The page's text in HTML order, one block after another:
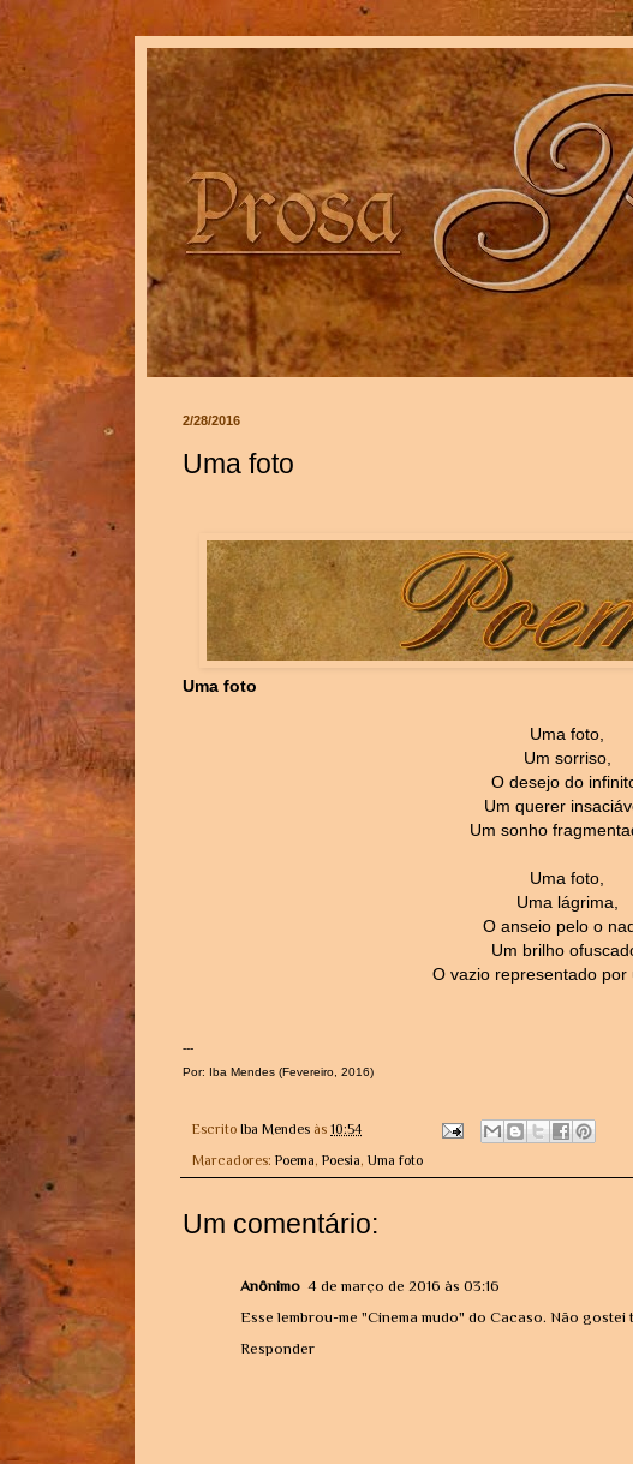
2/28/2016
Uma foto
Uma foto
Uma foto,
Um sorriso,
O desejo do
Um querer
Um sonho
Uma foto,
Uma lágrima,
O anseio pelo o
Um brilho
O vazio representado por
---
Por: Iba Mendes (Fevereiro, 2016)
Escrito Iba Mendes às 10:54
Marcadores: Poema, Poesia, Uma foto
Um comentário:
Anônimo 4 de março de 2016 às 03:16
Esse lembrou-me "Cinema mudo" do Cacaso. Não
Responder